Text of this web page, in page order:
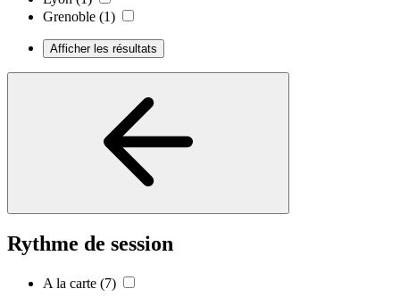
Grenoble (1)
Afficher les résultats
Rythme de session
A la carte (7)